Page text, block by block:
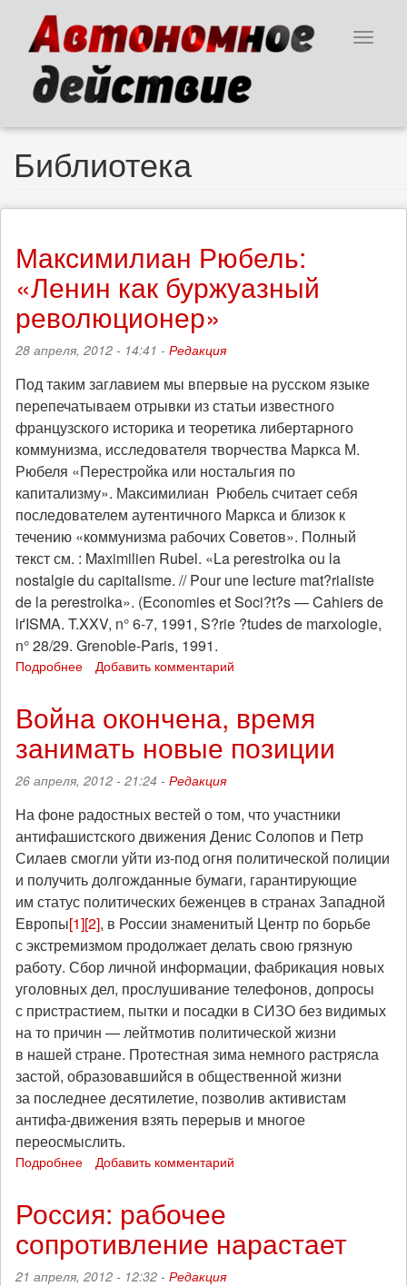
основному
содержанию
Toggle
Библиотека
Максимилиан Рюбель:
«Ленин как буржуазный
революционер»
28 апреля, 2012 - 14:41 - Редакция
Под таким заглавием мы впервые на русском языке
перепечатываем отрывки из статьи известного
французского историка и теоретика либертарного
коммунизма, исследователя творчества Маркса М.
Рюбеля «Перестройка или ностальгия по
капитализму». Максимилиан Рюбель считает себя
последователем аутентичного Маркса и близок к
течению «коммунизма рабочих Советов». Полный
текст см. : Maximilien Rubel. «La perestroika ou la
nostalgie du capitalisme. // Pour une lecture mat?rialiste
de la perestroika». (Economies et Soci?t?s — Cahiers de
lґISMA. T.XXV, n° 6-7, 1991, S?rie ?tudes de marxologie,
n° 28/29. Grenoble-Paris, 1991.
Подробнее
«Ленин
буржуазный
революционер»
Добавить комментарий
Война окончена, время
занимать новые позиции
26 апреля, 2012 - 21:24 - Редакция
На фоне радостных вестей о том, что участники
антифашистского движения Денис Солопов и Петр
Силаев смогли уйти из-под огня политической полиции
и получить долгожданные бумаги, гарантирующие
им статус политических беженцев в странах Западной
Европы[1][2], в России знаменитый Центр по борьбе
с экстремизмом продолжает делать свою грязную
работу. Сбор личной информации, фабрикация новых
уголовных дел, прослушивание телефонов, допросы
с пристрастием, пытки и посадки в СИЗО без видимых
на то причин — лейтмотив политической жизни
в нашей стране. Протестная зима немного растрясла
застой, образовавшийся в общественной жизни
за последнее десятилетие, позволив активистам
антифа-движения взять перерыв и многое
переосмыслить.
Подробнее
время
занимать
новые
позиции
Добавить комментарий
Россия: рабочее
сопротивление нарастает
21 апреля, 2012 - 12:32 - Редакция